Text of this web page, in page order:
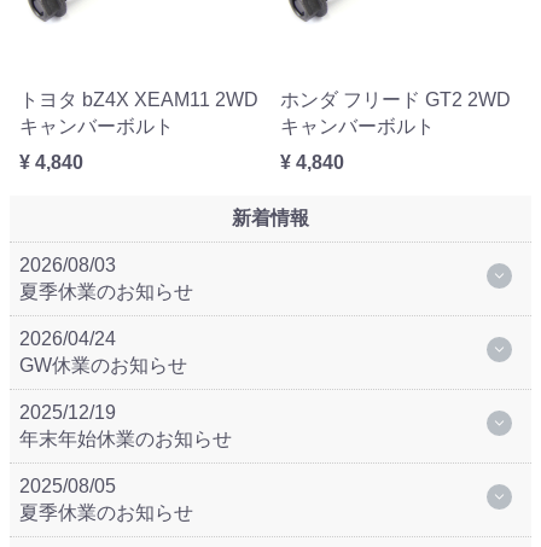
トヨタ bZ4X XEAM11 2WD
キャンバーボルト
¥ 4,840
ホンダ フリード GT2 2WD
キャンバーボルト
¥ 4,840
新着情報
2026/08/03
夏季休業のお知らせ
2026/04/24
GW休業のお知らせ
2025/12/19
年末年始休業のお知らせ
2025/08/05
夏季休業のお知らせ